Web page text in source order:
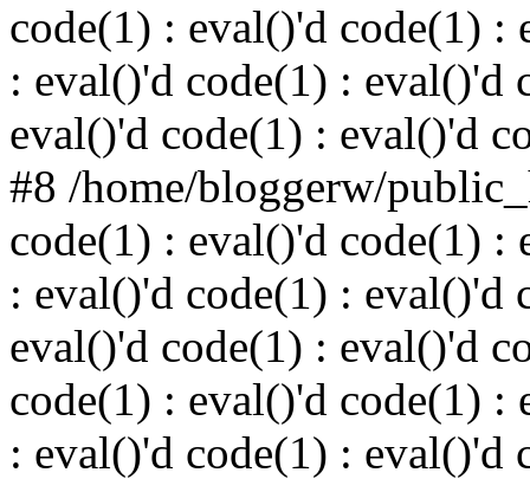
code(1) : eval()'d code(1) :
: eval()'d code(1) : eval()'d
eval()'d code(1) : eval()'d
#8 /home/bloggerw/
code(1) : eval()'d code(1) :
: eval()'d code(1) : eval()'d
eval()'d code(1) : eval()'d
code(1) : eval()'d code(1) :
: eval()'d code(1) : eval()'d